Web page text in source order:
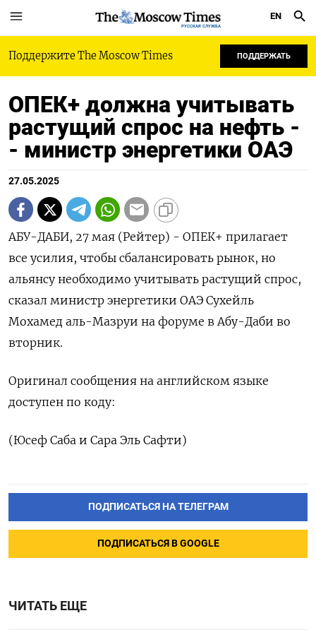
РУССКАЯ СЛУЖБА
EN
Поддержите The Moscow Times ПОДДЕРЖАТЬ
ОПЕК+ должна учитывать
растущий спрос на нефть -
- министр энергетики ОАЭ
27.05.2025
АБУ-ДАБИ, 27 мая (Рейтер) - ОПЕК+ прилагает
все усилия, чтобы сбалансировать рынок, но
альянсу необходимо учитывать растущий спрос,
сказал министр энергетики ОАЭ Сухейль
Мохамед аль-Мазруи на форуме в Абу-Даби во
вторник.
Оригинал сообщения на английском языке
доступен по коду:
(Юсеф Саба и Сара Эль Сафти)
ПОДПИСАТЬСЯ НА ТЕЛЕГРАМ
ПОДПИСАТЬСЯ В GOOGLE
ЧИТАТЬ ЕЩЕ